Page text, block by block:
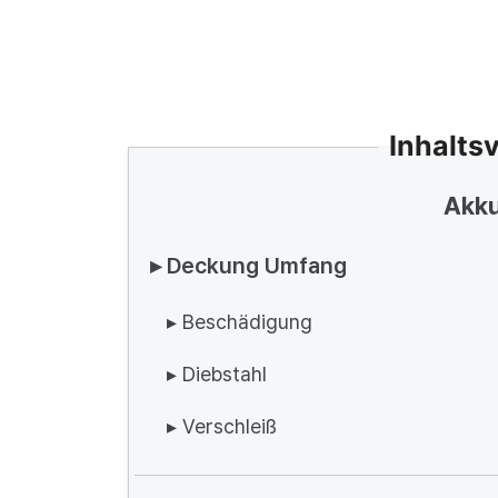
▸ Deckung Umfang
▸ Beschädigung
▸ Diebstahl
▸ Verschleiß